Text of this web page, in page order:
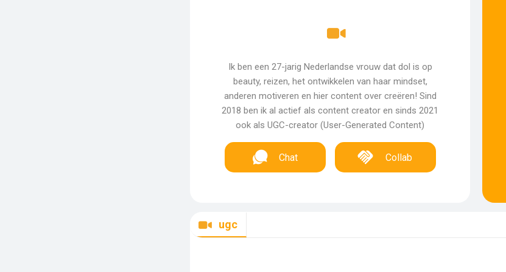
Ik ben een 27-jarig Nederlandse vrouw dat dol is op
beauty, reizen, het ontwikkelen van haar mindset,
anderen motiveren en hier content over creëren! Sind
2018 ben ik al actief als content creator en sinds 2021
ook als UGC-creator (User-Generated Content)
Chat Collab
ugc